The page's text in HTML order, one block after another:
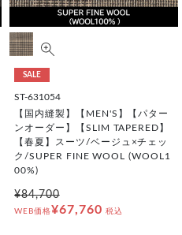
SALE
ST-631054
【国内縫製】【MEN'S】【パター
ンオーダー】【SLIM TAPERED】
【春夏】スーツ/ベージュ×チェッ
ク/SUPER FINE WOOL (WOOL1
00%)
¥84,700
WEB価格¥67,760 税込